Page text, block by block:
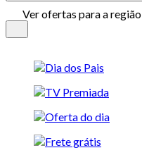
Ver ofertas para a região